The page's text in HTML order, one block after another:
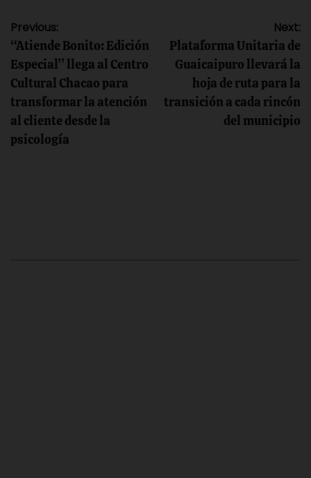
Navegación
de
entradas
Previous:
“Atiende Bonito: Edición
Especial” llega al Centro
Cultural Chacao para
transformar la atención
al cliente desde la
psicología
Next:
Plataforma Unitaria de
Guaicaipuro llevará la
hoja de ruta para la
transición a cada rincón
del municipio